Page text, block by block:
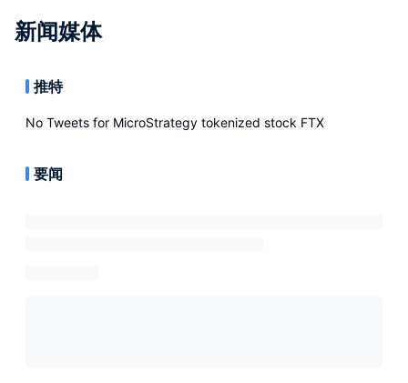
新闻媒体
推特
No Tweets for MicroStrategy tokenized stock FTX
要闻